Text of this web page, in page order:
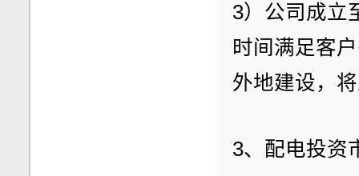
3）公司成立
时间满足客
外地建设，
3、配电投资